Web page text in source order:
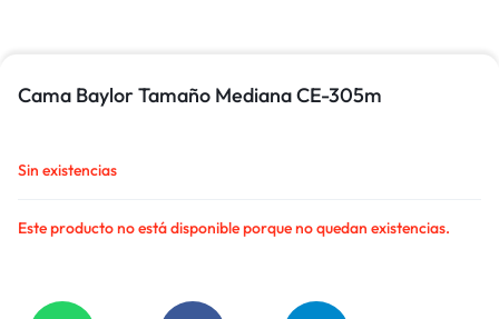
Cama Baylor Tamaño Mediana CE-305m
Sin existencias
Este producto no está disponible porque no quedan existencias.